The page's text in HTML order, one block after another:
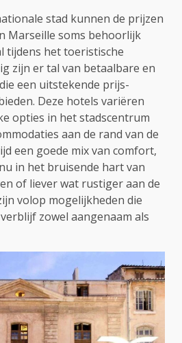
stad kunnen de prijzen
Marseille soms behoorlijk
tijdens het toeristische
zijn er tal van betaalbare en
een uitstekende prijs-
Deze hotels variëren
opties in het stadscentrum
aan de rand van de
een goede mix van comfort,
in het bruisende hart van
of liever wat rustiger aan de
volop mogelijkheden die
zowel aangenaam als